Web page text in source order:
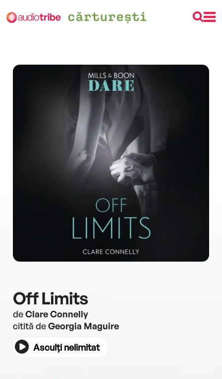
Off Limits
deClare Connelly
citită deGeorgia Maguire
Asculți nelimitat